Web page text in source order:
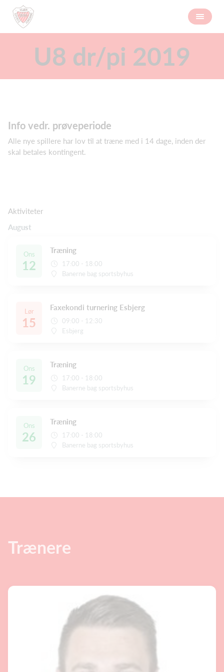
U8 dr/pi 2019
Info vedr. prøveperiode
Alle nye spillere har lov til at træne med i 14 dage, inden der
skal betales kontingent.
Aktiviteter
August
Ons
12
Træning
17:00 - 18:00
Banerne bag sportsbyhus
Lør
15
Faxekondi turnering Esbjerg
09:00 - 12:30
Esbjerg
Ons
19
Træning
17:00 - 18:00
Banerne bag sportsbyhus
Ons
26
Træning
17:00 - 18:00
Banerne bag sportsbyhus
Trænere